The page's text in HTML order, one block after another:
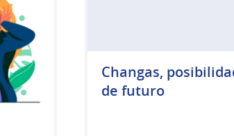
Changas,
de futuro